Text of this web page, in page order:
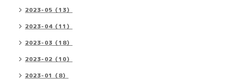
2023-05（13）
2023-04（11）
2023-03（18）
2023-02（10）
2023-01（8）